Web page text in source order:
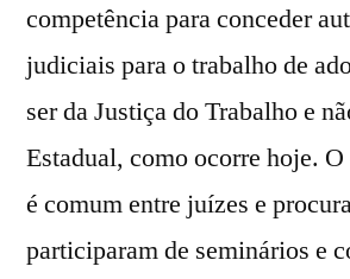
competência para conceder
judiciais para o trabalho de
ser da Justiça do Trabalho e
Estadual, como ocorre hoje.
é comum entre juízes e
participaram de seminários e